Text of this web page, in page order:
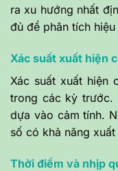
ra xu hướng nhất
đủ để phân tích hiệu
Xác suất xuất hiện
Xác suất xuất hiện
trong các kỳ trước.
dựa vào cảm tính.
số có khả năng
Thời điểm và nhịp